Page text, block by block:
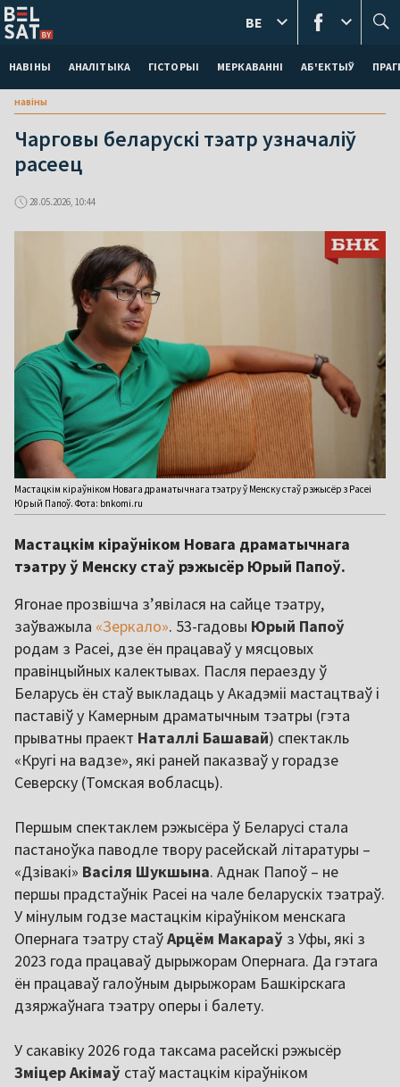
НАВІНЫ АНАЛІТЫКА ГІСТОРЫІ МЕРКАВАННI АБ'ЕКТЫЎ
BE
навіны
Чарговы беларускі тэатр узначаліў
расеец
28.05.2026, 10:44
Мастацкім кіраўніком Новага драматычнага тэатру ў Менску стаў рэжысёр з Расеі
Юрый Папоў. Фота: bnkomi.ru
Мастацкім кіраўніком Новага драматычнага
тэатру ў Менску стаў рэжысёр Юрый Папоў.
Ягонае прозвішча з’явілася на сайце тэатру,
заўважыла «Зеркало». 53-гадовы Юрый Папоў
родам з Расеі, дзе ён працаваў у мясцовых
правінцыйных калектывах. Пасля пераезду ў
Беларусь ён стаў выкладаць у Акадэміі мастацтваў і
паставіў у Камерным драматычным тэатры (гэта
прыватны праект Наталлі Башавай) спектакль
«Кругі на вадзе», які раней паказваў у горадзе
Северску (Томская вобласць).
Першым спектаклем рэжысёра ў Беларусі стала
пастаноўка паводле твору расейскай літаратуры –
«Дзівакі» Васіля Шукшына. Аднак Папоў – не
першы прадстаўнік Расеі на чале беларускіх тэатраў.
У мінулым годзе мастацкім кіраўніком менскага
Опернага тэатру стаўАрцём Макараў з Уфы, які з
2023 года працаваў дырыжорам Опернага. Да гэтага
ён працаваў галоўным дырыжорам Башкірскага
дзяржаўнага тэатру оперы і балету.
У сакавіку 2026 года таксама расейскі рэжысёр
Зміцер Акімаў стаў мастацкім кіраўніком